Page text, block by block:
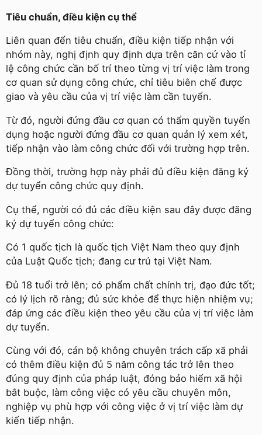
Tiêu chuẩn, điều kiện cụ thể
Liên quan đến tiêu chuẩn, điều kiện tiếp nhận với
nhóm này, nghị định quy định dựa trên căn cứ vào tỉ
lệ công chức cần bố trí theo từng vị trí việc làm trong
cơ quan sử dụng công chức, chỉ tiêu biên chế được
giao và yêu cầu của vị trí việc làm cần tuyển.
Từ đó, người đứng đầu cơ quan có thẩm quyền tuyển
dụng hoặc người đứng đầu cơ quan quản lý xem xét,
tiếp nhận vào làm công chức đối với trường hợp trên.
Đồng thời, trường hợp này phải đủ điều kiện đăng ký
dự tuyển công chức quy định.
Cụ thể, người có đủ các điều kiện sau đây được đăng
ký dự tuyển công chức:
Có 1 quốc tịch là quốc tịch Việt Nam theo quy định
của Luật Quốc tịch; đang cư trú tại Việt Nam.
Đủ 18 tuổi trở lên; có phẩm chất chính trị, đạo đức tốt;
có lý lịch rõ ràng; đủ sức khỏe để thực hiện nhiệm vụ;
đáp ứng các điều kiện theo yêu cầu của vị trí việc làm
dự tuyển.
Cùng với đó, cán bộ không chuyên trách cấp xã phải
có thêm điều kiện đủ 5 năm công tác trở lên theo
đúng quy định của pháp luật, đóng bảo hiểm xã hội
bắt buộc, làm công việc có yêu cầu chuyên môn,
nghiệp vụ phù hợp với công việc ở vị trí việc làm dự
kiến tiếp nhận.